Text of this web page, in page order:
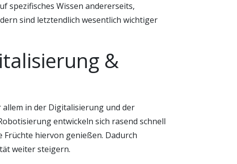
spezifisches Wissen andererseits,
sind letztendlich wesentlich wichtiger
&
in der Digitalisierung und der
entwickeln sich rasend schnell
hiervon genießen. Dadurch
weiter steigern.